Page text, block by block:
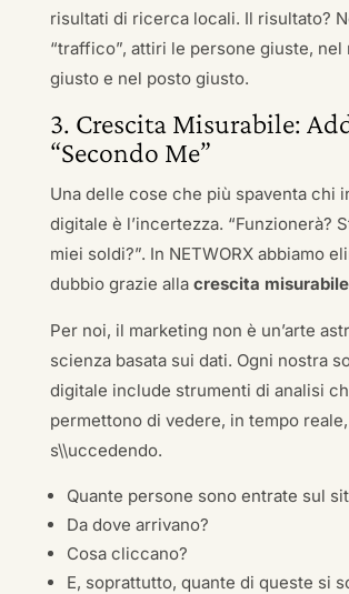
risultati di ricerca locali. Il risultato?
“traffico”, attiri le persone giuste, nel
giusto e nel posto giusto.
3. Crescita Misurabile:
“Secondo Me”
Una delle cose che più spaventa chi
digitale è l’incertezza. “Funzionerà?
miei soldi?”. In NETWORX abbiamo
dubbio grazie alla crescita misurabile
Per noi, il marketing non è un’arte
scienza basata sui dati. Ogni nostra
digitale include strumenti di analisi
permettono di vedere, in tempo
s\\uccedendo.
Quante persone sono entrate sul
Da dove arrivano?
Cosa cliccano?
E, soprattutto, quante di queste si